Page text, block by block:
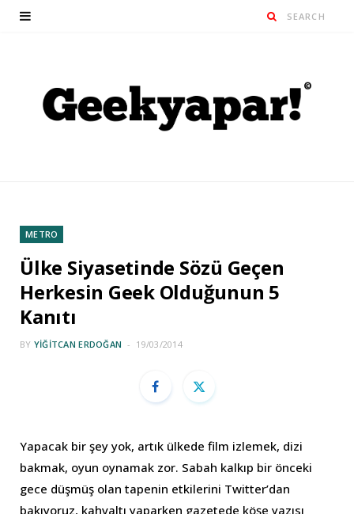
METRO
Ülke Siyasetinde Sözü Geçen
Herkesin Geek Olduğunun 5
Kanıtı
BY YIĞITCAN ERDOĞAN 19/03/2014
Yapacak bir şey yok, artık ülkede film izlemek, dizi
bakmak, oyun oynamak zor. Sabah kalkıp bir önceki
gece düşmüş olan tapenin etkilerini Twitter’dan
bakıyoruz, kahvaltı yaparken gazetede köşe yazısı